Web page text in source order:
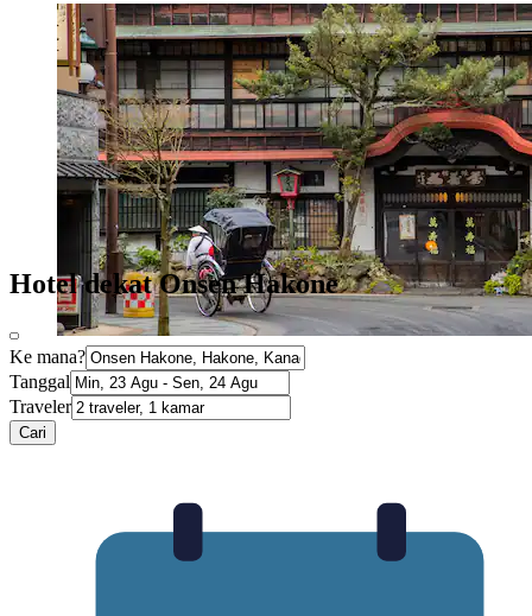
Hotel dekat Onsen Hakone
Ke mana?
Tanggal
Traveler
Cari